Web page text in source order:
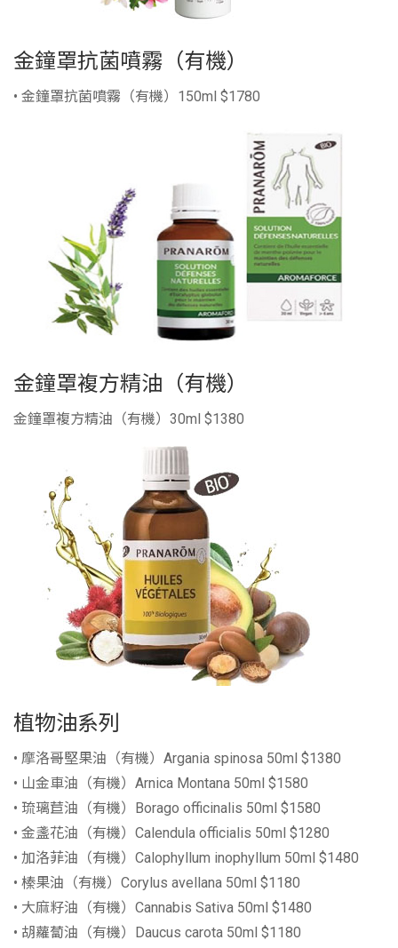
金鐘罩抗菌噴霧（有機）
• 金鐘罩抗菌噴霧（有機）150ml $1780
金鐘罩複方精油（有機）
金鐘罩複方精油（有機）30ml $1380
植物油系列
• 摩洛哥堅果油（有機）Argania spinosa 50ml $1380
• 山金車油（有機）Arnica Montana 50ml $1580
• 琉璃苣油（有機）Borago officinalis 50ml $1580
• 金盞花油（有機）Calendula officialis 50ml $1280
• 加洛菲油（有機）Calophyllum inophyllum 50ml $1480
• 榛果油（有機）Corylus avellana 50ml $1180
• 大麻籽油（有機）Cannabis Sativa 50ml $1480
• 胡蘿蔔油（有機）Daucus carota 50ml $1180